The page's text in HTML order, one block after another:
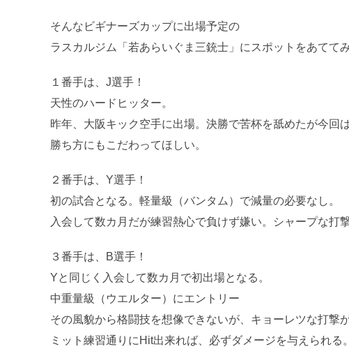
そんなビギナーズカップに出場予定の
ラスカルジム「若あらいぐま三銃士」にスポットをあててみ
１番手は、J選手！
天性のハードヒッター。
昨年、大阪キック空手に出場。決勝で苦杯を舐めたが今回
勝ち方にもこだわってほしい。
２番手は、Y選手！
初の試合となる。軽量級（バンタム）で減量の必要なし。
入会して数カ月だが練習熱心で負けず嫌い。シャープな打
３番手は、B選手！
Yと同じく入会して数カ月で初出場となる。
中重量級（ウエルター）にエントリー
その風貌から格闘技を想像できないが、キョーレツな打撃が
ミット練習通りにHit出来れば、必ずダメージを与えられる。